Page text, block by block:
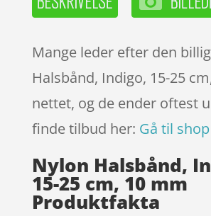
Mange leder efter den
Halsbånd, Indigo, 15-25
nettet, og de ender oftest
finde tilbud her: Gå til shop
Nylon Halsbånd,
15-25 cm, 10 mm
Produktfakta